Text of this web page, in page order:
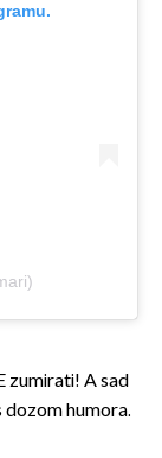
zumirati! A sad
humora.